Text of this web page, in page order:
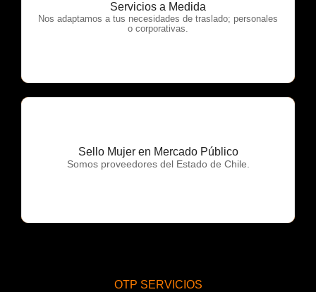
Servicios a Medida
Nos adaptamos a tus necesidades de traslado; personales
o corporativas.
OTP Servicios
Sello Mujer en Mercado Público
Somos proveedores del Estado de Chile.
OTP Servicios
OTP SERVICIOS